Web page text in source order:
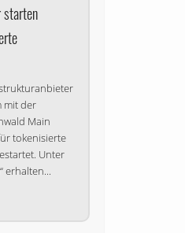
starten
mit der
Main
tokenisierte
Unter
erhalten...